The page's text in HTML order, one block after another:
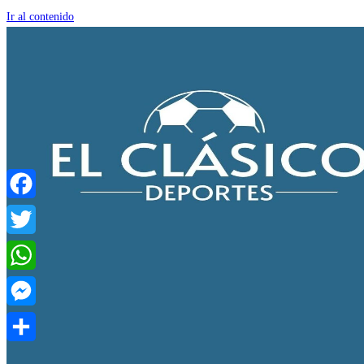
Ir al contenido
Facebook
Twitter
WhatsApp
Messenger